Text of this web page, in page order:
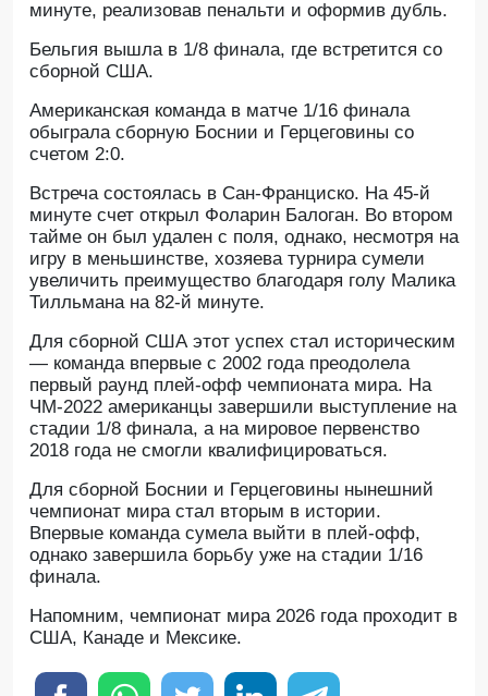
минуте, реализовав пенальти и оформив дубль.
Бельгия вышла в 1/8 финала, где встретится со
сборной США.
Американская команда в матче 1/16 финала
обыграла сборную Боснии и Герцеговины со
счетом 2:0.
Встреча состоялась в Сан-Франциско. На 45-й
минуте счет открыл Фоларин Балоган. Во втором
тайме он был удален с поля, однако, несмотря на
игру в меньшинстве, хозяева турнира сумели
увеличить преимущество благодаря голу Малика
Тилльмана на 82-й минуте.
Для сборной США этот успех стал историческим
— команда впервые с 2002 года преодолела
первый раунд плей-офф чемпионата мира. На
ЧМ-2022 американцы завершили выступление на
стадии 1/8 финала, а на мировое первенство
2018 года не смогли квалифицироваться.
Для сборной Боснии и Герцеговины нынешний
чемпионат мира стал вторым в истории.
Впервые команда сумела выйти в плей-офф,
однако завершила борьбу уже на стадии 1/16
финала.
Напомним, чемпионат мира 2026 года проходит в
США, Канаде и Мексике.